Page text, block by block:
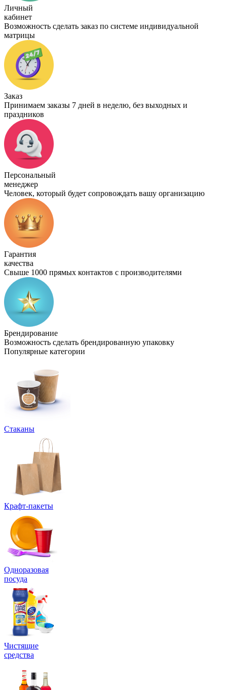
Личный
кабинет
Возможность сделать заказ по системе индивидуальной
матрицы
Заказ
Принимаем заказы 7 дней в неделю, без выходных и
праздников
Персональный
менеджер
Человек, который будет сопровождать вашу организацию
Гарантия
качества
Свыше 1000 прямых контактов с производителями
Брендирование
Возможность сделать брендированную упаковку
Популярные категории
Стаканы
Крафт-пакеты
Одноразовая
посуда
Чистящие
средства